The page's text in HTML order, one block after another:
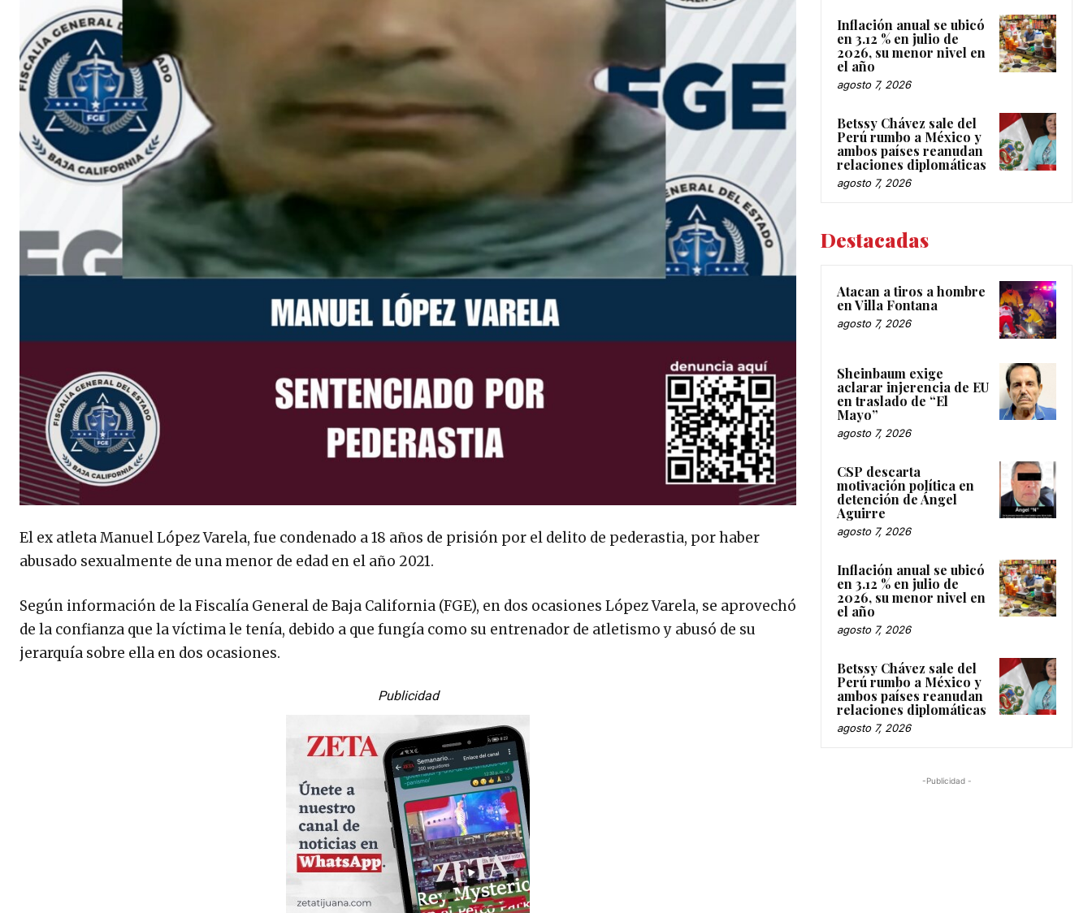
El ex atleta Manuel López Varela, fue condenado a 18 años de prisión por el delito de pederastia, por haber
abusado sexualmente de una menor de edad en el año 2021.
Según información de la Fiscalía General de Baja California (FGE), en dos ocasiones López Varela, se aprovechó
de la confianza que la víctima le tenía, debido a que fungía como su entrenador de atletismo y abusó de su
jerarquía sobre ella en dos ocasiones.
Publicidad
Inflación anual se ubicó
en 3.12 % en julio de
2026, su menor nivel en
el año
agosto 7, 2026
Betssy Chávez sale del
Perú rumbo a México y
ambos países reanudan
relaciones diplomáticas
agosto 7, 2026
Destacadas
Atacan a tiros a hombre
en Villa Fontana
agosto 7, 2026
Sheinbaum exige
aclarar injerencia de EU
en traslado de “El
Mayo”
agosto 7, 2026
CSP descarta
motivación política en
detención de Ángel
Aguirre
agosto 7, 2026
Inflación anual se ubicó
en 3.12 % en julio de
2026, su menor nivel en
el año
agosto 7, 2026
Betssy Chávez sale del
Perú rumbo a México y
ambos países reanudan
relaciones diplomáticas
agosto 7, 2026
-Publicidad -